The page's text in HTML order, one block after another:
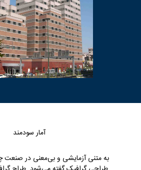
آمار سودمند
به متنی آزمایشی و بی‌معنی در صنعت